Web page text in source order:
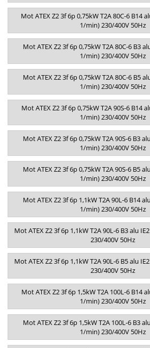
Mot ATEX Z2 3f 6p 0,75kW T2A 80C-6 B14
1/min) 230/400V 50Hz
Mot ATEX Z2 3f 6p 0,75kW T2A 80C-6 B3
1/min) 230/400V 50Hz
Mot ATEX Z2 3f 6p 0,75kW T2A 80C-6 B5
1/min) 230/400V 50Hz
Mot ATEX Z2 3f 6p 0,75kW T2A 90S-6 B14
1/min) 230/400V 50Hz
Mot ATEX Z2 3f 6p 0,75kW T2A 90S-6 B3
1/min) 230/400V 50Hz
Mot ATEX Z2 3f 6p 0,75kW T2A 90S-6 B5
1/min) 230/400V 50Hz
Mot ATEX Z2 3f 6p 1,1kW T2A 90L-6 B14
1/min) 230/400V 50Hz
Mot ATEX Z2 3f 6p 1,1kW T2A 90L-6 B3 alu
230/400V 50Hz
Mot ATEX Z2 3f 6p 1,1kW T2A 90L-6 B5 alu
230/400V 50Hz
Mot ATEX Z2 3f 6p 1,5kW T2A 100L-6 B14
1/min) 230/400V 50Hz
Mot ATEX Z2 3f 6p 1,5kW T2A 100L-6 B3
1/min) 230/400V 50Hz